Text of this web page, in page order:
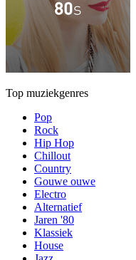
Top muziekgenres
Pop
Rock
Hip Hop
Chillout
Country
Gouwe ouwe
Electro
Alternatief
Jaren '80
Klassiek
House